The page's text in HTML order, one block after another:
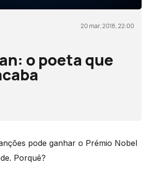
20 mar, 2018, 22:00
o poeta que
pode ganhar o Prémio Nobel
Porquê?